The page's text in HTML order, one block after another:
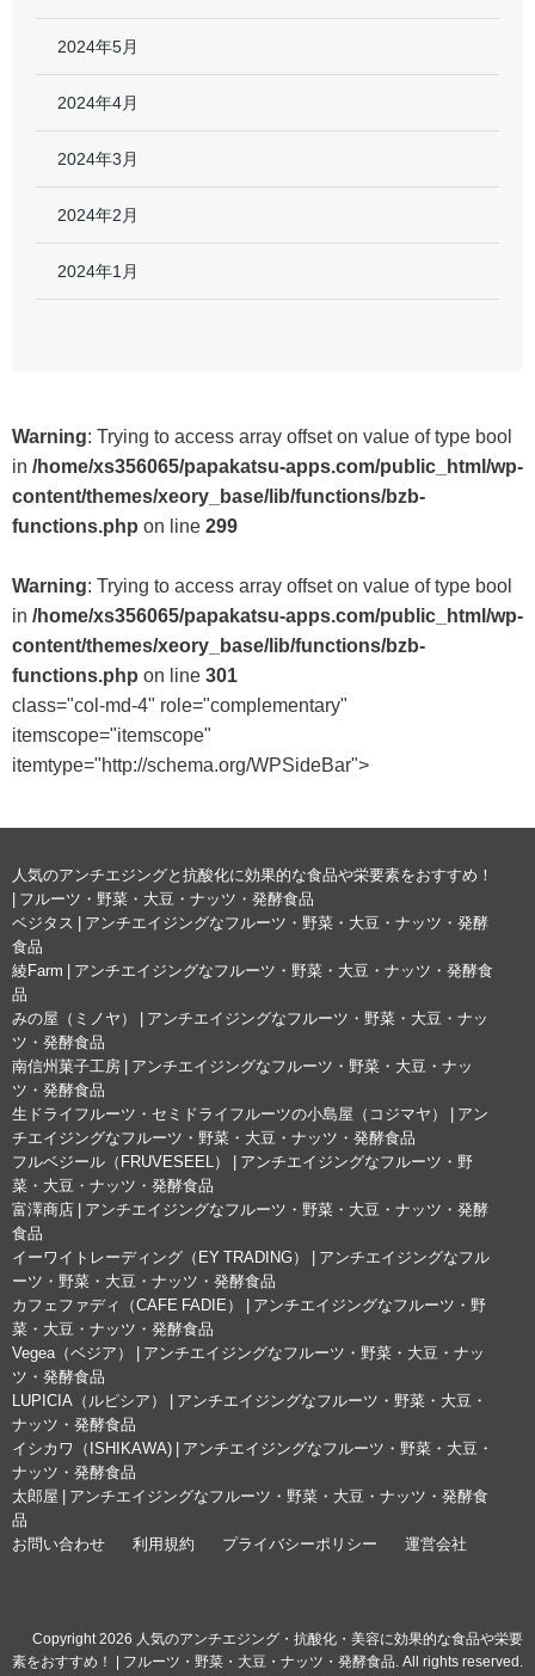
2024年5月
2024年4月
2024年3月
2024年2月
2024年1月
Warning: Trying to access array offset on value of type bool
in /home/xs356065/papakatsu-apps.com/public_html/wp-
content/themes/xeory_base/lib/functions/bzb-
functions.php on line 299
Warning: Trying to access array offset on value of type bool
in /home/xs356065/papakatsu-apps.com/public_html/wp-
content/themes/xeory_base/lib/functions/bzb-
functions.php on line 301
class="col-md-4" role="complementary"
itemscope="itemscope"
itemtype="http://schema.org/WPSideBar">
人気のアンチエジングと抗酸化に効果的な食品や栄要素をおすすめ！
| フルーツ・野菜・大豆・ナッツ・発酵食品
ベジタス | アンチエイジングなフルーツ・野菜・大豆・ナッツ・発酵
食品
綾Farm | アンチエイジングなフルーツ・野菜・大豆・ナッツ・発酵食
品
みの屋（ミノヤ） | アンチエイジングなフルーツ・野菜・大豆・ナッ
ツ・発酵食品
南信州菓子工房 | アンチエイジングなフルーツ・野菜・大豆・ナッ
ツ・発酵食品
生ドライフルーツ・セミドライフルーツの小島屋（コジマヤ） | アン
チエイジングなフルーツ・野菜・大豆・ナッツ・発酵食品
フルベジール（FRUVESEEL） | アンチエイジングなフルーツ・野
菜・大豆・ナッツ・発酵食品
富澤商店 | アンチエイジングなフルーツ・野菜・大豆・ナッツ・発酵
食品
イーワイトレーディング（EY TRADING） | アンチエイジングなフル
ーツ・野菜・大豆・ナッツ・発酵食品
カフェファディ（CAFE FADIE） | アンチエイジングなフルーツ・野
菜・大豆・ナッツ・発酵食品
Vegea（ベジア） | アンチエイジングなフルーツ・野菜・大豆・ナッ
ツ・発酵食品
LUPICIA（ルピシア） | アンチエイジングなフルーツ・野菜・大豆・
ナッツ・発酵食品
イシカワ（ISHIKAWA) | アンチエイジングなフルーツ・野菜・大豆・
ナッツ・発酵食品
太郎屋 | アンチエイジングなフルーツ・野菜・大豆・ナッツ・発酵食
品
お問い合わせ
利用規約 プライバシーポリシー 運営会社
© Copyright 2026 人気のアンチエジング・抗酸化・美容に効果的な食品や栄要
素をおすすめ！ | フルーツ・野菜・大豆・ナッツ・発酵食品. All rights reserved.